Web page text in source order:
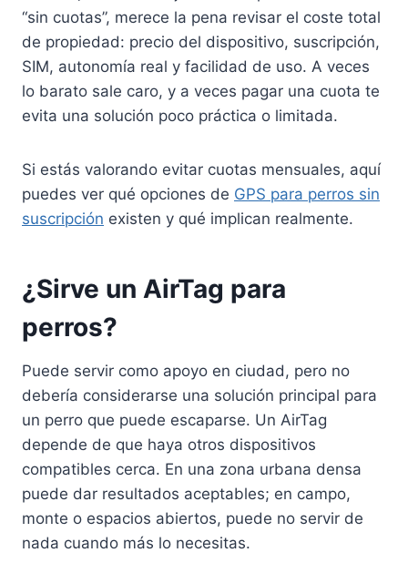
“sin cuotas”, merece la pena revisar el coste total
de propiedad: precio del dispositivo, suscripción,
SIM, autonomía real y facilidad de uso. A veces
lo barato sale caro, y a veces pagar una cuota te
evita una solución poco práctica o limitada.
Si estás valorando evitar cuotas mensuales, aquí
puedes ver qué opciones de GPS para perros sin
suscripción existen y qué implican realmente.
¿Sirve un AirTag para
perros?
Puede servir como apoyo en ciudad, pero no
debería considerarse una solución principal para
un perro que puede escaparse. Un AirTag
depende de que haya otros dispositivos
compatibles cerca. En una zona urbana densa
puede dar resultados aceptables; en campo,
monte o espacios abiertos, puede no servir de
nada cuando más lo necesitas.